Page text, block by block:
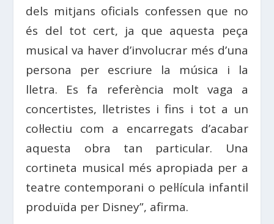
dels mitjans oficials confessen que no
és del tot cert, ja que aquesta peça
musical va haver d’involucrar més d’una
persona per escriure la música i la
lletra. Es fa referència molt vaga a
concertistes, lletristes i fins i tot a un
col·lectiu com a encarregats d’acabar
aquesta obra tan particular. Una
cortineta musical més apropiada per a
teatre contemporani o pel·lícula infantil
produïda per Disney”, afirma.